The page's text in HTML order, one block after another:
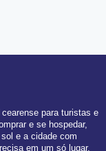
para turistas e
e se hospedar,
e a cidade com
em um só lugar.